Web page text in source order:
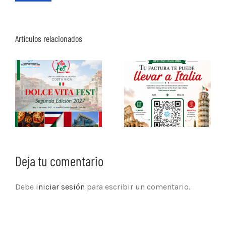
Artículos relacionados
Deja tu comentario
Debe iniciar sesión para escribir un comentario.